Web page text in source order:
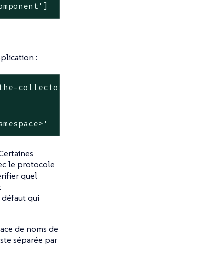
:
collector>:4317"
le protocole
quel
qui
de noms de
séparée par